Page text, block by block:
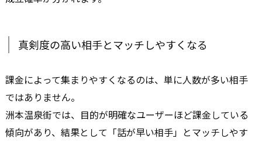
真剣度の高い相手とマッチしやすくなる
課金によって集まりやすくなるのは、単に人数が多い相手
ではありません。
洲本温泉街では、目的が明確なユーザーほど課金している
傾向があり、結果として「話が早い相手」とマッチしやす